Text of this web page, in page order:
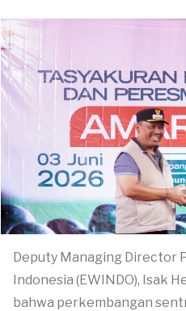
Deputy Managing Director
Indonesia (EWINDO), Isak
bahwa perkembangan